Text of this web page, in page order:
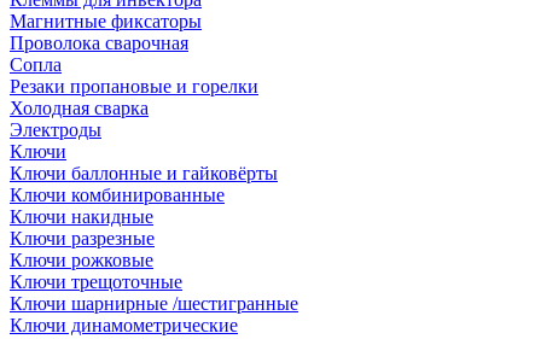
Магнитные фиксаторы
Проволока сварочная
Сопла
Резаки пропановые и горелки
Холодная сварка
Электроды
Ключи
Ключи баллонные и гайковёрты
Ключи комбинированные
Ключи накидные
Ключи разрезные
Ключи рожковые
Ключи трещоточные
Ключи шарнирные /шестигранные
Ключи динамометрические